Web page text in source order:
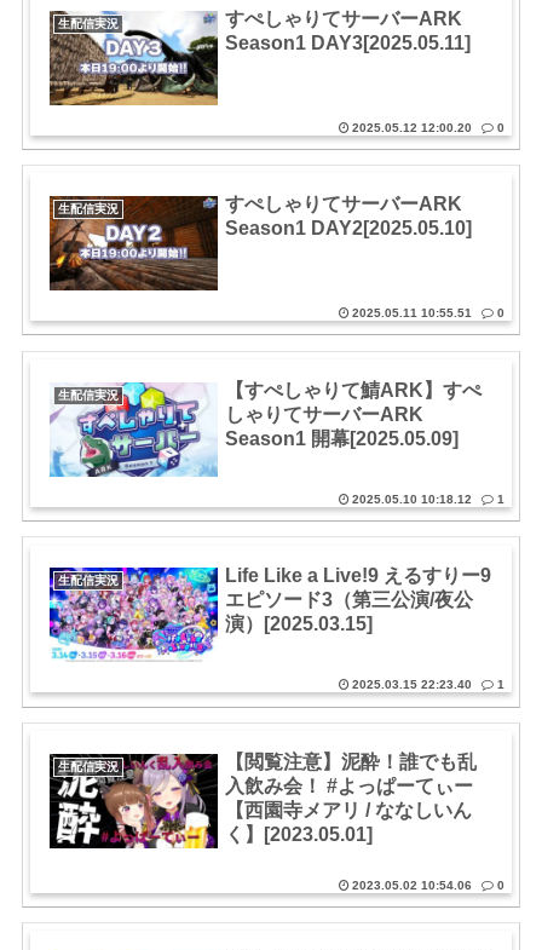
生配信実況
すぺしゃりてサーバーARK
Season1 DAY3[2025.05.11]
2025.05.12 12:00.20 0
生配信実況
すぺしゃりてサーバーARK
Season1 DAY2[2025.05.10]
2025.05.11 10:55.51 0
生配信実況
【すぺしゃりて鯖ARK】すぺ
しゃりてサーバーARK
Season1 開幕[2025.05.09]
2025.05.10 10:18.12 1
生配信実況
Life Like a Live!9 えるすりー9
エピソード3（第三公演/夜公
演）[2025.03.15]
2025.03.15 22:23.40 1
生配信実況
【閲覧注意】泥酔！誰でも乱
入飲み会！ #よっぱーてぃー
【西園寺メアリ / ななしいん
く】[2023.05.01]
2023.05.02 10:54.06 0